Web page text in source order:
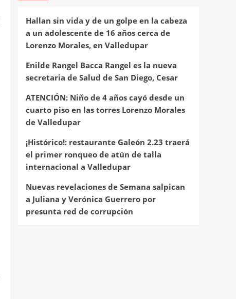
Hallan sin vida y de un golpe en la cabeza
a un adolescente de 16 años cerca de
Lorenzo Morales, en Valledupar
Enilde Rangel Bacca Rangel es la nueva
secretaria de Salud de San Diego, Cesar
ATENCIÓN: Niño de 4 años cayó desde un
cuarto piso en las torres Lorenzo Morales
de Valledupar
¡Histórico!: restaurante Galeón 2.23 traerá
el primer ronqueo de atún de talla
internacional a Valledupar
Nuevas revelaciones de Semana salpican
a Juliana y Verónica Guerrero por
presunta red de corrupción